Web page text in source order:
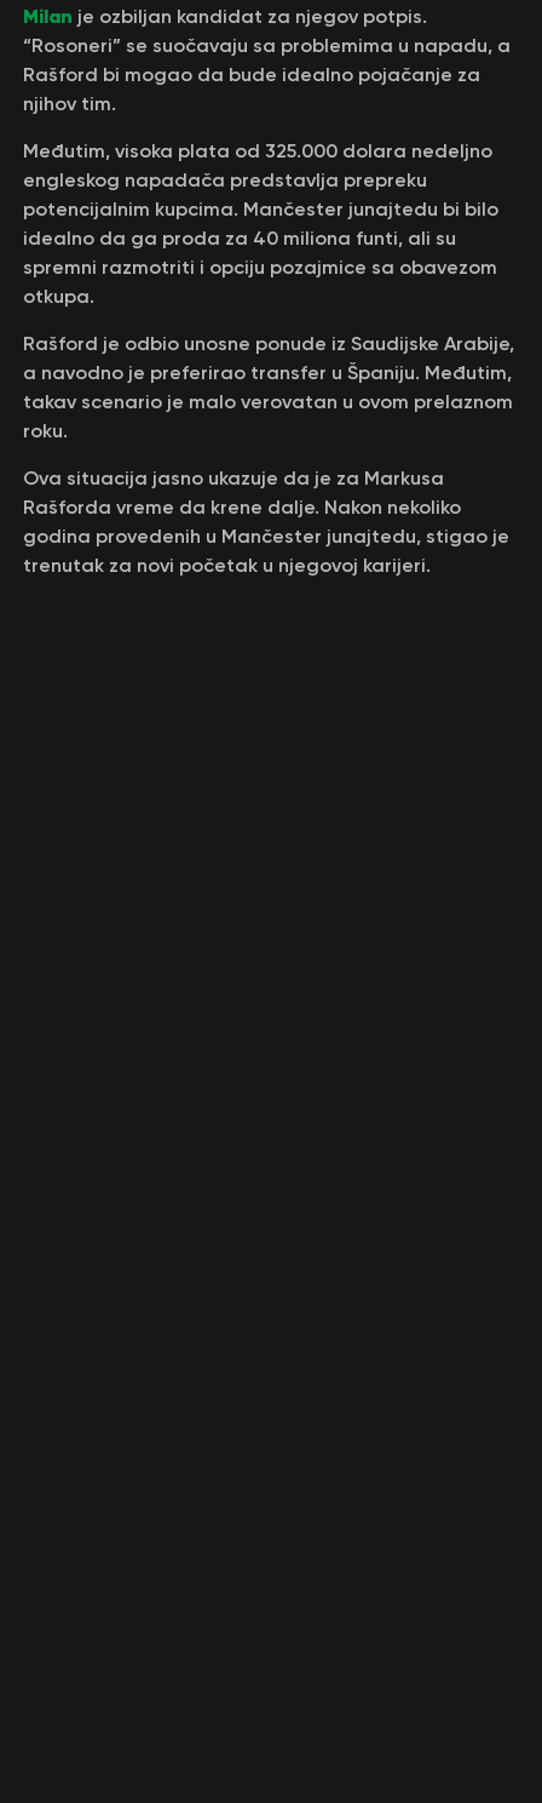
Milan je ozbiljan kandidat za njegov potpis.
“Rosoneri” se suočavaju sa problemima u napadu, a
Rašford bi mogao da bude idealno pojačanje za
njihov tim.
Međutim, visoka plata od 325.000 dolara nedeljno
engleskog napadača predstavlja prepreku
potencijalnim kupcima. Mančester junajtedu bi bilo
idealno da ga proda za 40 miliona funti, ali su
spremni razmotriti i opciju pozajmice sa obavezom
otkupa.
Rašford je odbio unosne ponude iz Saudijske Arabije,
a navodno je preferirao transfer u Španiju. Međutim,
takav scenario je malo verovatan u ovom prelaznom
roku.
Ova situacija jasno ukazuje da je za Markusa
Rašforda vreme da krene dalje. Nakon nekoliko
godina provedenih u Mančester junajtedu, stigao je
trenutak za novi početak u njegovoj karijeri.